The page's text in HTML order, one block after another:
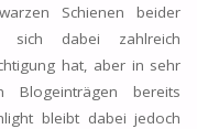
Schienen beider
sich dabei zahlreich
hat, aber in sehr
bereits
bleibt dabei jedoch